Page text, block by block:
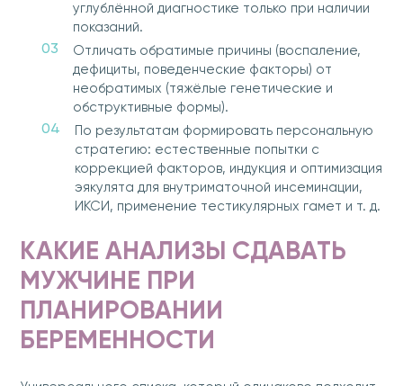
углублённой диагностике только при наличии
показаний.
Отличать обратимые причины (воспаление,
дефициты, поведенческие факторы) от
необратимых (тяжёлые генетические и
обструктивные формы).
По результатам формировать персональную
стратегию: естественные попытки с
коррекцией факторов, индукция и оптимизация
эякулята для внутриматочной инсеминации,
ИКСИ, применение тестикулярных гамет и т. д.
КАКИЕ АНАЛИЗЫ СДАВАТЬ
МУЖЧИНЕ ПРИ
ПЛАНИРОВАНИИ
БЕРЕМЕННОСТИ